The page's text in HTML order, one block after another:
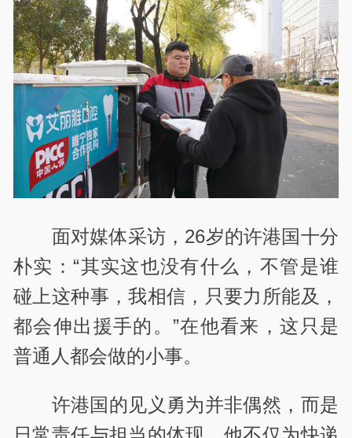
面对媒体采访， 26岁的许港国十分
朴实：“其实这也没有什么，不管是谁
碰上这种事，我相信，只要力所能及，
都会伸出援手的。 ”在他看来，这只是
普通人都会做的小事。
许港国的见义勇为并非偶然，而是